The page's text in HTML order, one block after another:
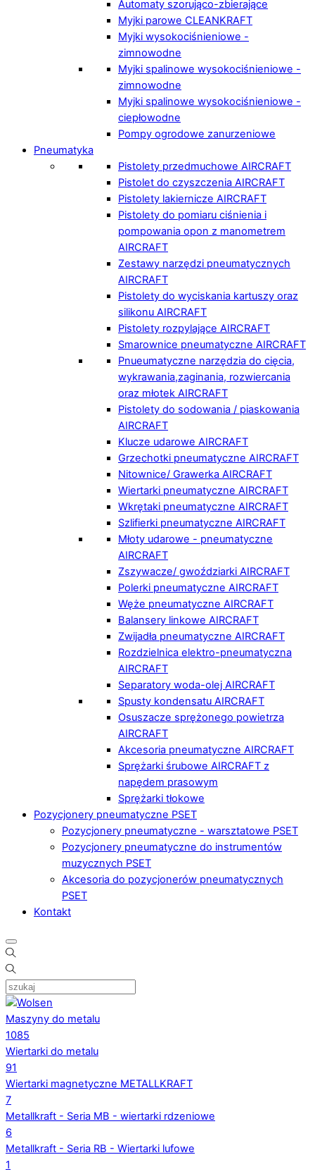
Automaty szorująco-zbierające
Myjki parowe CLEANKRAFT
Myjki wysokociśnieniowe -
zimnowodne
Myjki spalinowe wysokociśnieniowe -
zimnowodne
Myjki spalinowe wysokociśnieniowe -
ciepłowodne
Pompy ogrodowe zanurzeniowe
Pneumatyka
Pistolety przedmuchowe AIRCRAFT
Pistolet do czyszczenia AIRCRAFT
Pistolety lakiernicze AIRCRAFT
Pistolety do pomiaru ciśnienia i
pompowania opon z manometrem
AIRCRAFT
Zestawy narzędzi pneumatycznych
AIRCRAFT
Pistolety do wyciskania kartuszy oraz
silikonu AIRCRAFT
Pistolety rozpylające AIRCRAFT
Smarownice pneumatyczne AIRCRAFT
Pnueumatyczne narzędzia do cięcia,
wykrawania,zaginania, rozwiercania
oraz młotek AIRCRAFT
Pistolety do sodowania / piaskowania
AIRCRAFT
Klucze udarowe AIRCRAFT
Grzechotki pneumatyczne AIRCRAFT
Nitownice/ Grawerka AIRCRAFT
Wiertarki pneumatyczne AIRCRAFT
Wkrętaki pneumatyczne AIRCRAFT
Szlifierki pneumatyczne AIRCRAFT
Młoty udarowe - pneumatyczne
AIRCRAFT
Zszywacze/ gwoździarki AIRCRAFT
Polerki pneumatyczne AIRCRAFT
Węże pneumatyczne AIRCRAFT
Balansery linkowe AIRCRAFT
Zwijadła pneumatyczne AIRCRAFT
Rozdzielnica elektro-pneumatyczna
AIRCRAFT
Separatory woda-olej AIRCRAFT
Spusty kondensatu AIRCRAFT
Osuszacze sprężonego powietrza
AIRCRAFT
Akcesoria pneumatyczne AIRCRAFT
Sprężarki śrubowe AIRCRAFT z
napędem prasowym
Sprężarki tłokowe
Pozycjonery pneumatyczne PSET
Pozycjonery pneumatyczne - warsztatowe PSET
Pozycjonery pneumatyczne do instrumentów
muzycznych PSET
Akcesoria do pozycjonerów pneumatycznych
PSET
Kontakt
Maszyny do metalu
1085
Wiertarki do metalu
91
Wiertarki magnetyczne METALLKRAFT
7
Metallkraft - Seria MB - wiertarki rdzeniowe
6
Metallkraft - Seria RB - Wiertarki lufowe
1